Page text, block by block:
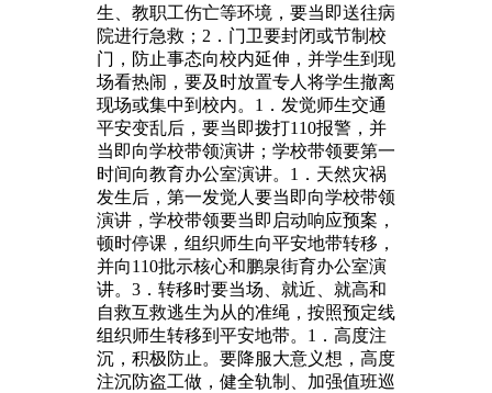
生、教职工伤亡等环境，要当即送往病
院进行急救；2．门卫要封闭或节制校
门，防止事态向校内延伸，并学生到现
场看热闹，要及时放置专人将学生撤离
现场或集中到校内。1．发觉师生交通
平安变乱后，要当即拨打110报警，并
当即向学校带领演讲；学校带领要第一
时间向教育办公室演讲。1．天然灾祸
发生后，第一发觉人要当即向学校带领
演讲，学校带领要当即启动响应预案，
顿时停课，组织师生向平安地带转移，
并向110批示核心和鹏泉街育办公室演
讲。3．转移时要当场、就近、就高和
自救互救逃生为从的准绳，按照预定线
组织师生转移到平安地带。1．高度注
沉，积极防止。要降服大意义想，高度
注沉防盗工做，健全轨制、加强值班巡